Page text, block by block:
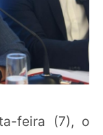
feira (7), o